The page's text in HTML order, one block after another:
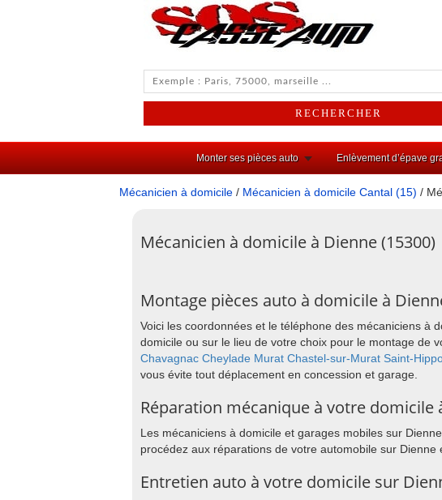
Monter ses pièces auto Enlèvement d’épave
Mécanicien à domicile / Mécanicien à domicile Cantal (15) /
Mécanicien à domicile à Dienne (15300)
Montage pièces auto à domicile à
Voici les coordonnées et le téléphone des mécaniciens à
domicile ou sur le lieu de votre choix pour le montage de
Chavagnac Cheylade Murat Chastel-sur-Murat Saint-
vous évite tout déplacement en concession et garage.
Réparation mécanique à votre domicile
Les mécaniciens à domicile et garages mobiles sur
procédez aux réparations de votre automobile sur Dienne
Entretien auto à votre domicile sur